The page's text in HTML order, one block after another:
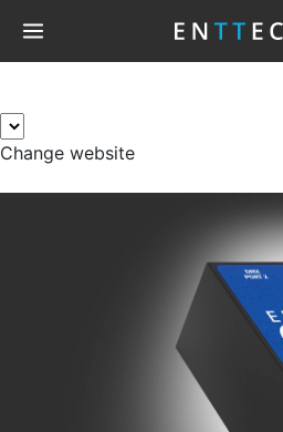
Change website